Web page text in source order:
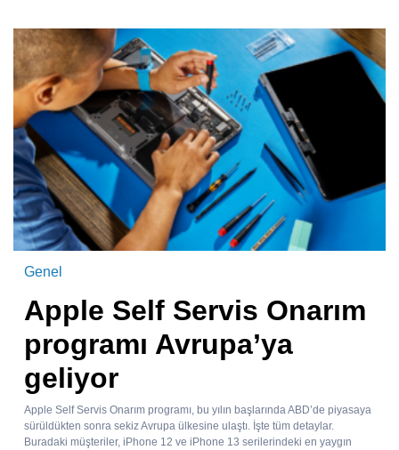
Genel
Apple Self Servis Onarım
programı Avrupa’ya
geliyor
Apple Self Servis Onarım programı, bu yılın başlarında ABD’de piyasaya
sürüldükten sonra sekiz Avrupa ülkesine ulaştı. İşte tüm detaylar.
Buradaki müşteriler, iPhone 12 ve iPhone 13 serilerindeki en yaygın